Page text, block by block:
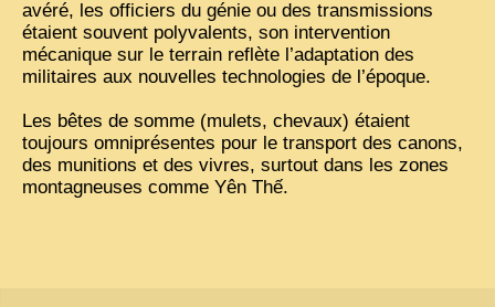
avéré, les officiers du génie ou des transmissions
étaient souvent polyvalents, son intervention
mécanique sur le terrain reflète l’adaptation des
militaires aux nouvelles technologies de l’époque.
Les bêtes de somme (mulets, chevaux) étaient
toujours omniprésentes pour le transport des canons,
des munitions et des vivres, surtout dans les zones
montagneuses comme Yên Thế.